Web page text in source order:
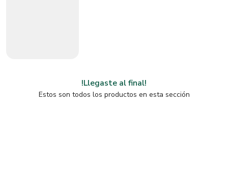
!Llegaste al final!
Estos son todos los productos en esta sección